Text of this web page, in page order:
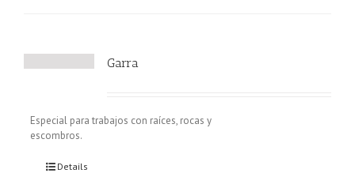
Garra
Especial para trabajos con raíces, rocas y
escombros.
Details